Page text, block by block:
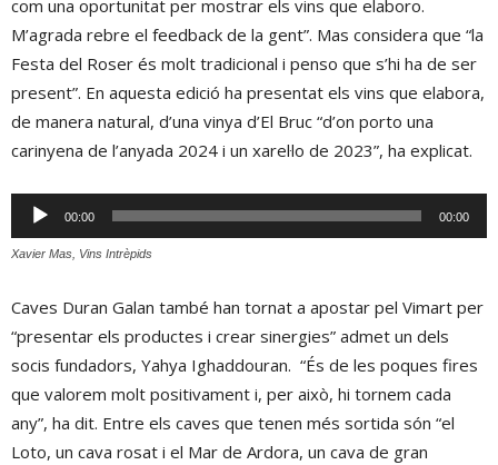
com una oportunitat per mostrar els vins que elaboro.
M’agrada rebre el feedback de la gent”. Mas considera que “la
Festa del Roser és molt tradicional i penso que s’hi ha de ser
present”. En aquesta edició ha presentat els vins que elabora,
de manera natural, d’una vinya d’El Bruc “d’on porto una
carinyena de l’anyada 2024 i un xarel·lo de 2023”, ha explicat.
Reproductor
d'àudio
00:00 00:00
Xavier Mas, Vins Intrèpids
Caves Duran Galan també han tornat a apostar pel Vimart per
“presentar els productes i crear sinergies” admet un dels
socis fundadors, Yahya Ighaddouran. “És de les poques fires
que valorem molt positivament i, per això, hi tornem cada
any”, ha dit. Entre els caves que tenen més sortida són “el
Loto, un cava rosat i el Mar de Ardora, un cava de gran